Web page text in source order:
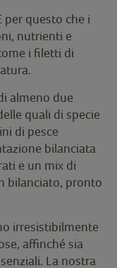
per questo che i
nutrienti e
i filetti di
almeno due
quali di specie
di pesce
bilanciata
e un mix di
bilanciato, pronto
irresistibilmente
affinché sia
La nostra